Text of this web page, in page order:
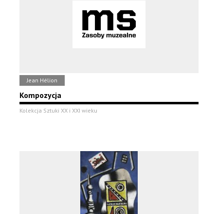
Jean Hélion
Kompozycja
Kolekcja Sztuki XX i XXI wieku